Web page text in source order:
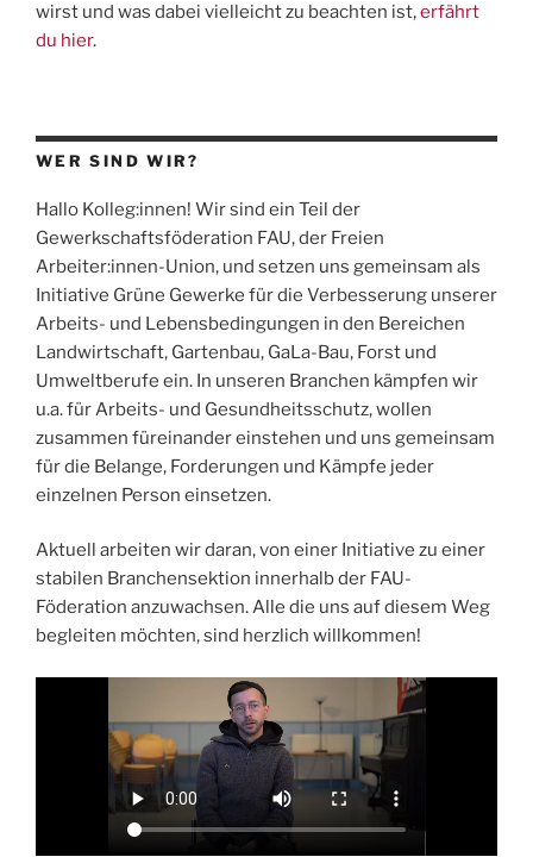
wirst und was dabei vielleicht zu beachten ist,erfährt
du hier.
WER SIND WIR?
Hallo Kolleg:innen! Wir sind ein Teil der
Gewerkschaftsföderation FAU, der Freien
Arbeiter:innen-Union, und setzen uns gemeinsam als
Initiative Grüne Gewerke für die Verbesserung unserer
Arbeits- und Lebensbedingungen in den Bereichen
Landwirtschaft, Gartenbau, GaLa-Bau, Forst und
Umweltberufe ein. In unseren Branchen kämpfen wir
u.a. für Arbeits- und Gesundheitsschutz, wollen
zusammen füreinander einstehen und uns gemeinsam
für die Belange, Forderungen und Kämpfe jeder
einzelnen Person einsetzen.
Aktuell arbeiten wir daran, von einer Initiative zu einer
stabilen Branchensektion innerhalb der FAU-
Föderation anzuwachsen. Alle die uns auf diesem Weg
begleiten möchten, sind herzlich willkommen!